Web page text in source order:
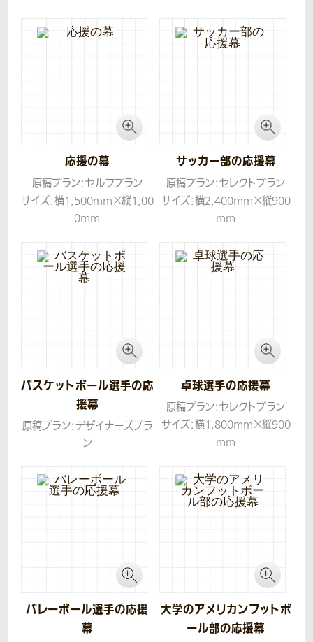
mm
応援の幕
原稿プラン：セルフプラン
サイズ：横1,500mm×縦1,00
0mm
サッカー部の応援幕
原稿プラン：セレクトプラン
サイズ：横2,400mm×縦900
mm
バスケットボール選手の応
援幕
原稿プラン：デザイナーズプラ
ン
0mm
生地：トロマット
しい」とご要望がありましたの
で、キラキラの柄をお入れした
ものです。
卓球選手の応援幕
原稿プラン：セレクトプラン
サイズ：横1,800mm×縦900
mm
バレーボール選手の応援
幕
大学のアメリカンフットボ
ール部の応援幕